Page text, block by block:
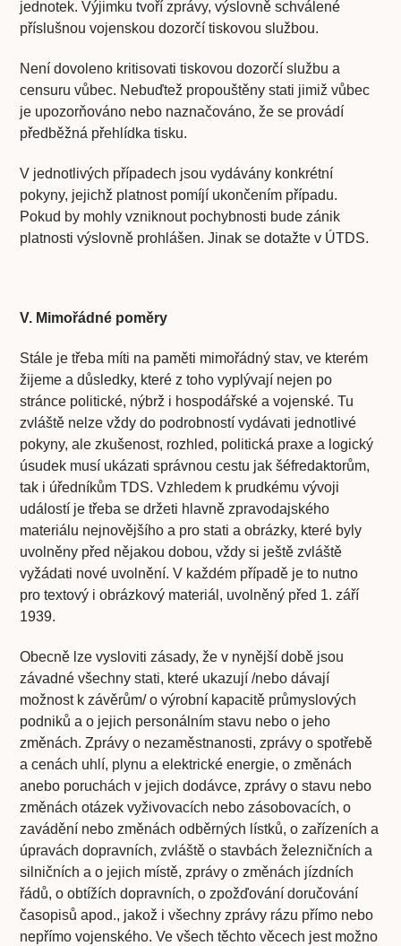
jednotek. Výjimku tvoří zprávy, výslovně schválené
příslušnou vojenskou dozorčí tiskovou službou.
Není dovoleno kritisovati tiskovou dozorčí službu a
censuru vůbec. Nebuďtež propouštěny stati jimiž vůbec
je upozorňováno nebo naznačováno, že se provádí
předběžná přehlídka tisku.
V jednotlivých případech jsou vydávány konkrétní
pokyny, jejichž platnost pomíjí ukončením případu.
Pokud by mohly vzniknout pochybnosti bude zánik
platnosti výslovně prohlášen. Jinak se dotažte v ÚTDS.
V. Mimořádné poměry
Stále je třeba míti na paměti mimořádný stav, ve kterém
žijeme a důsledky, které z toho vyplývají nejen po
stránce politické, nýbrž i hospodářské a vojenské. Tu
zvláště nelze vždy do podrobností vydávati jednotlivé
pokyny, ale zkušenost, rozhled, politická praxe a logický
úsudek musí ukázati správnou cestu jak šéfredaktorům,
tak i úředníkům TDS. Vzhledem k prudkému vývoji
událostí je třeba se držeti hlavně zpravodajského
materiálu nejnovějšího a pro stati a obrázky, které byly
uvolněny před nějakou dobou, vždy si ještě zvláště
vyžádati nové uvolnění. V každém případě je to nutno
pro textový i obrázkový materiál, uvolněný před 1. září
1939.
Obecně lze vysloviti zásady, že v nynější době jsou
závadné všechny stati, které ukazují /nebo dávají
možnost k závěrům/ o výrobní kapacitě průmyslových
podniků a o jejich personálním stavu nebo o jeho
změnách. Zprávy o nezaměstnanosti, zprávy o spotřebě
a cenách uhlí, plynu a elektrické energie, o změnách
anebo poruchách v jejich dodávce, zprávy o stavu nebo
změnách otázek vyživovacích nebo zásobovacích, o
zavádění nebo změnách odběrných lístků, o zařízeních a
úpravách dopravních, zvláště o stavbách železničních a
silničních a o jejich místě, zprávy o změnách jízdních
řádů, o obtížích dopravních, o zpožďování doručování
časopisů apod., jakož i všechny zprávy rázu přímo nebo
nepřímo vojenského. Ve všech těchto věcech jest možno